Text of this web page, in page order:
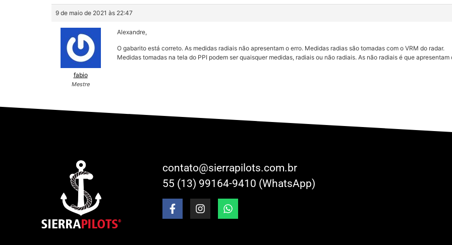
9 de maio de 2021 às 22:47
fabio
Mestre
Alexandre,
O gabarito está correto. As medidas radiais não apresentam o erro. Medidas radias são tomadas com o VRM do radar.
Medidas tomadas na tela do PPI podem ser quaisquer medidas, radiais ou não radiais. As não radiais é que apresentam
contato@sierrapilots.com.br
55 (13) 99164-9410 (WhatsApp)